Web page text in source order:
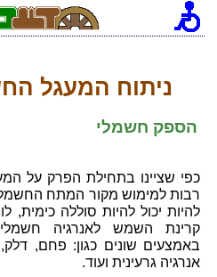
ניתוח המעגל
הספק חשמלי
כפי שציינו בתחילת הפרק על
רבות למימוש מקור המתח
להיות יכול להיות סוללה כימית,
קרינת השמש לאנרגיה
באמצעים שונים כגון: פחם,
אנרגיה גרעינית ועוד.